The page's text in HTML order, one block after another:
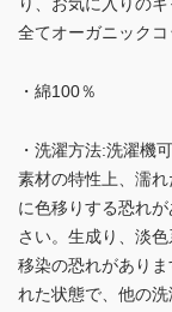
全てオーガニックコ
・綿100％
・洗濯方法:洗濯機可
素材の特性上、濡
に色移りする恐れ
さい。生成り、淡
移染の恐れがあり
れた状態で、他の